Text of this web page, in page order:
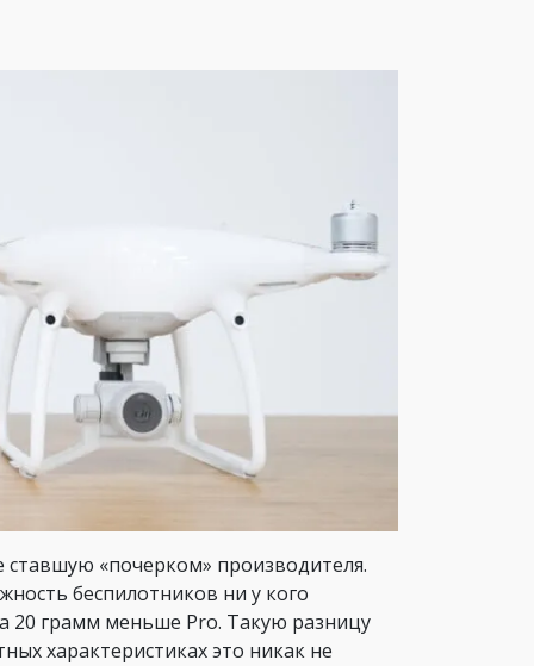
«почерком» производителя.
беспилотников ни у кого
20 грамм меньше Pro. Такую разницу
характеристиках это никак не